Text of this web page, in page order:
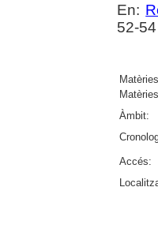
En:
52-
Àmbit:
Accés: